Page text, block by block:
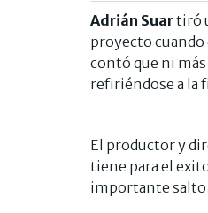
Adrián Suartiró
proyecto cuando
contó que ni
refiriéndose a la
El productor y
tiene para el
importante